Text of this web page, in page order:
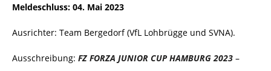
Meldeschluss: 04. Mai 2023
Ausrichter: Team Bergedorf (VfL Lohbrügge und SVNA).
Ausschreibung: FZ FORZA JUNIOR CUP HAMBURG 2023 –